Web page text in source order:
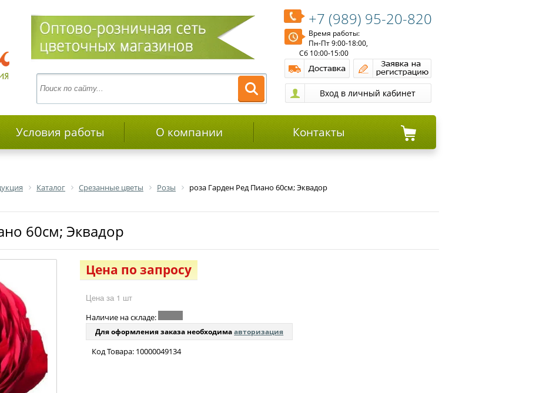
+7 (989) 95-20-820
Время работы:
Пн-Пт 9:00-18:00,
Сб 10:00-15:00
Условия работы О компании Контакты
Каталог Срезанные цветы Розы роза Гарден Ред Пиано 60см; Эквадор
60см; Эквадор
Цена по запросу
Цена за 1 шт
Наличие на складе:
Для оформления заказа необходимаавторизация
Код Товара: 10000049134